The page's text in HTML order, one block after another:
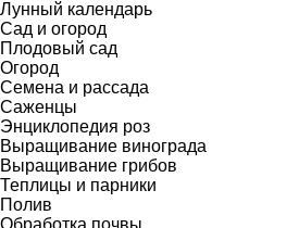
Лунный календарь
Сад и огород
Плодовый сад
Огород
Семена и рассада
Саженцы
Энциклопедия роз
Выращивание винограда
Выращивание грибов
Теплицы и парники
Полив
Обработка почвы